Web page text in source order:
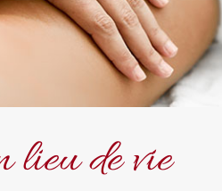
lieu de vie